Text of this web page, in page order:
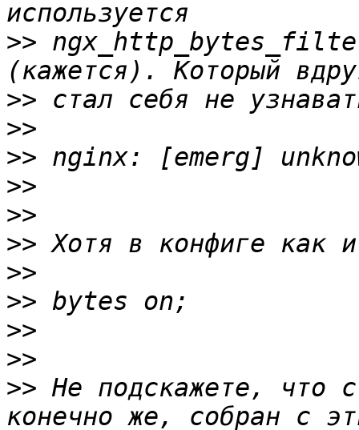
>>
>>
>>
>>
>>
>>
>>
>>
>>
>>
>>
>> Не подскажете, что